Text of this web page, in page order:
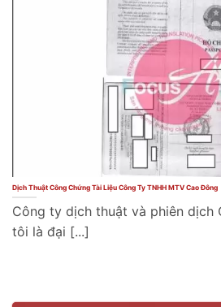
Dịch Thuật Công Chứng Tài Liệu Công Ty TNHH MTV Cao Đông
Công ty dịch thuật và phiên dịch
tôi là đại [...]